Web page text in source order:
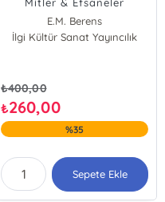
E.M. Berens
İlgi Kültür Sanat Yayıncılık
₺400,00
₺260,00
%35
Sepete Ekle